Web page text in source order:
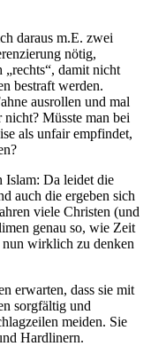
daraus m.E. zwei
nötig,
„rechts“, damit nicht
bestraft werden.
ausrollen und mal
Müsste man bei
als unfair empfindet,
Islam: Da leidet die
auch die ergeben sich
viele Christen (und
genau so, wie Zeit
wirklich zu denken
erwarten, dass sie mit
sorgfältig und
meiden. Sie
Hardlinern.